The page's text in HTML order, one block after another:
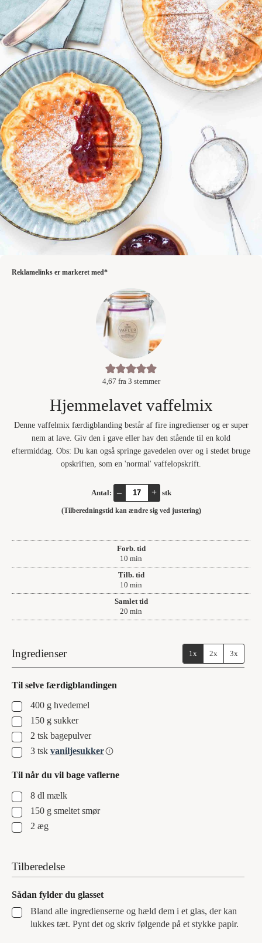
Reklamelinks er markeret med*
4,67 fra 3 stemmer
Hjemmelavet vaffelmix
Denne vaffelmix færdigblanding består af fire ingredienser og er super
nem at lave. Giv den i gave eller hav den stående til en kold
eftermiddag. Obs: Du kan også springe gavedelen over og i stedet bruge
opskriften, som en 'normal' vaffelopskrift.
Antal: – + stk
(Tilberedningstid kan ændre sig ved justering)
Forb. tid
10 minutter
min
Tilb. tid
10 minutter
min
Samlet tid
20 minutter
min
Ingredienser 1x 2x 3x
Til selve færdigblandingen
▢
400 g hvedemel
▢150 g sukker
▢
2 tsk bagepulver
▢
3 tsk vaniljesukker
Til når du vil bage vaflerne
▢
8 dl mælk
▢150 g smeltet smør
▢
2 æg
Tilberedelse
Sådan fylder du glasset
▢
Bland alle ingredienserne og hæld dem i et glas, der kan
lukkes tæt. Pynt det og skriv følgende på et stykke papir.